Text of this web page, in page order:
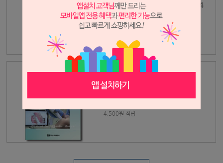
▶한국악.교합 교정연구회지 2024
70,000원 70,000원
3,500원 적립
90,000원
4,500원 적립